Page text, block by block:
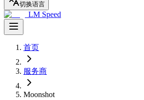
切换语言
LM Speed
首页
服务商
Moonshot